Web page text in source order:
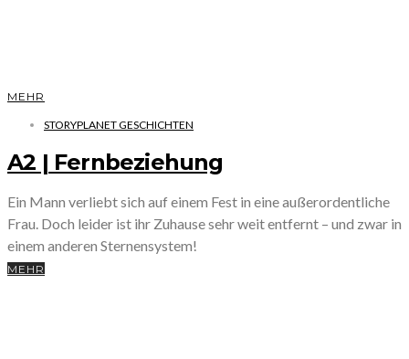
MEHR
STORYPLANET GESCHICHTEN
A2 | Fernbeziehung
Ein Mann verliebt sich auf einem Fest in eine außerordentliche
Frau. Doch leider ist ihr Zuhause sehr weit entfernt – und zwar in
einem anderen Sternensystem!
MEHR